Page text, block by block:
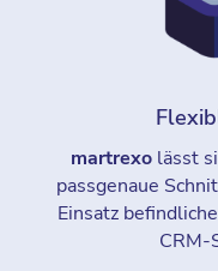
martrexolässt
passgenaue
Einsatz
CRM-